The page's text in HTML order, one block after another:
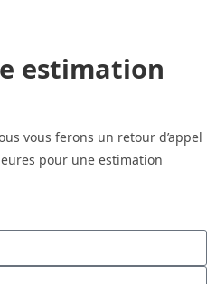
estimation
vous ferons un retour d’appel
pour une estimation